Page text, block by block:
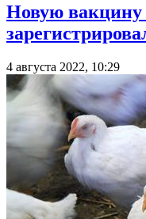
Новую вакцину
4 августа 2022, 10:29